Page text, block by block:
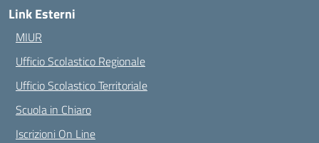
Link Esterni
MIUR
Ufficio Scolastico Regionale
Ufficio Scolastico Territoriale
Scuola in Chiaro
Iscrizioni On Line